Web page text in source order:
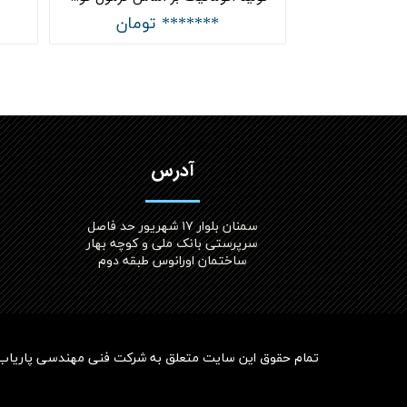
******* تومان
آدرس
سمنان بلوار ۱۷ شهریور حد فاصل
سرپرستی بانک ملی و کوچه بهار
ساختمان اورانوس طبقه دوم
تمام حقوق این سایت متعلق به شرکت فنی مهندسی